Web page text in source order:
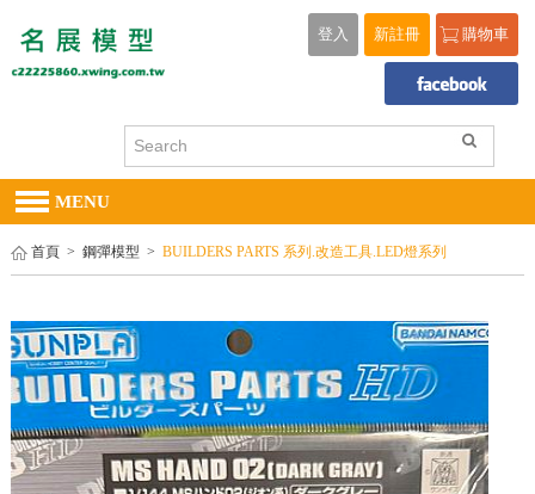
購物車
新註冊
登入
MENU
首頁 > 鋼彈模型 > BUILDERS PARTS 系列.改造工具.LED燈系列